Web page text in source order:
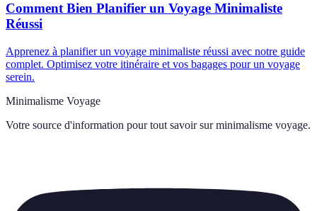
Comment Bien Planifier un Voyage Minimaliste
Réussi
Apprenez à planifier un voyage minimaliste réussi avec notre guide
complet. Optimisez votre itinéraire et vos bagages pour un voyage
serein.
Minimalisme Voyage
Votre source d'information pour tout savoir sur minimalisme voyage.